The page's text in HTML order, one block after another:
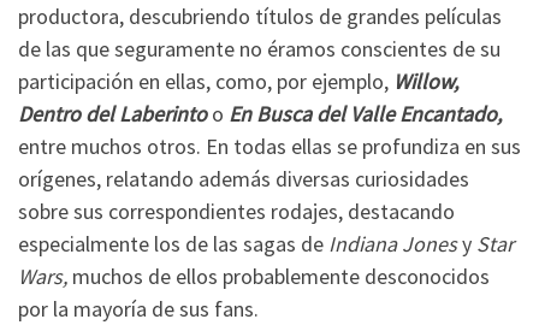
productora, descubriendo títulos de grandes películas
de las que seguramente no éramos conscientes de su
participación en ellas, como, por ejemplo, Willow,
Dentro del Laberintoo En Busca del Valle Encantado,
entre muchos otros. En todas ellas se profundiza en sus
orígenes, relatando además diversas curiosidades
sobre sus correspondientes rodajes, destacando
especialmente los de las sagas de Indiana Jonesy Star
Wars, muchos de ellos probablemente desconocidos
por la mayoría de sus fans.